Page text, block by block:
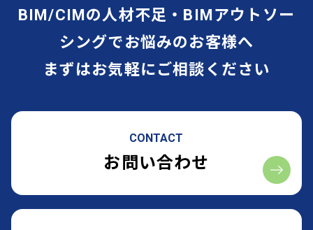
BIM/CIMの人材不足・BIMアウトソー
シングでお悩みのお客様へ
まずはお気軽にご相談ください
CONTACT
お問い合わせ